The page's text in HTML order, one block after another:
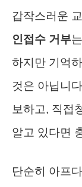
갑작스러운
인접수 거부
하지만 기억
것은 아닙니
보하고, 직접
알고 있다면
단순히 아프